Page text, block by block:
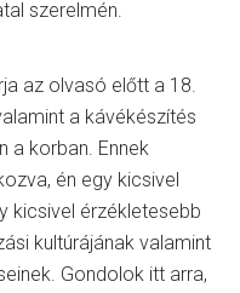
szerelmén.
az olvasó előtt a 18.
a kávékészítés
a korban. Ennek
én egy kicsivel
kicsivel érzékletesebb
kultúrájának valamint
Gondolok itt arra,